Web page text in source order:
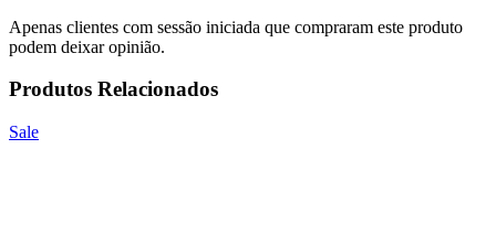
Apenas clientes com sessão iniciada que compraram este produto
podem deixar opinião.
Produtos Relacionados
Sale